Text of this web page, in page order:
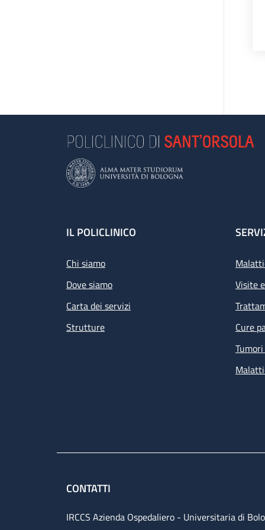
Footer
IL POLICLINICO
Chi siamo
Dove siamo
Carta dei servizi
Strutture
Visite
Cure
CONTATTI
IRCCS Azienda Ospedaliero - Universitaria di